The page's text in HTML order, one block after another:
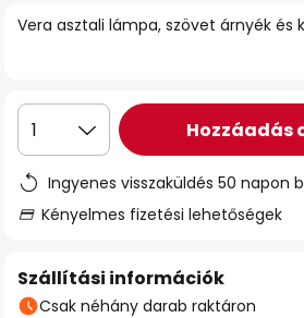
Vera asztali lámpa, szövet árnyék és
1 Hozzáadás
Ingyenes visszaküldés 50 napon
Kényelmes fizetési lehetőségek
Szállítási információk
Csak néhány darab raktáron